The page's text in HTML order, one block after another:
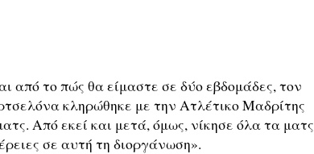
από το πώς θα είμαστε σε δύο εβδομάδες, τον
κληρώθηκε με την Ατλέτικο Μαδρίτης
Από εκεί και μετά, όμως, νίκησε όλα τα ματς
σε αυτή τη διοργάνωση».